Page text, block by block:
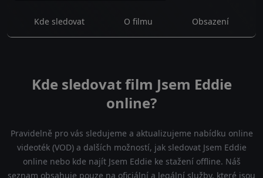
Kde sledovat O filmu Obsazení
Kde sledovat film Jsem Eddie
online?
Pravidelně pro vás sledujeme a aktualizujeme nabídku online
videoték (VOD) a dalších možností, jak sledovat Jsem Eddie
online nebo kde najít Jsem Eddie ke stažení offline. Náš
seznam obsahuje pouze na oficiální a legální služby, které jsou